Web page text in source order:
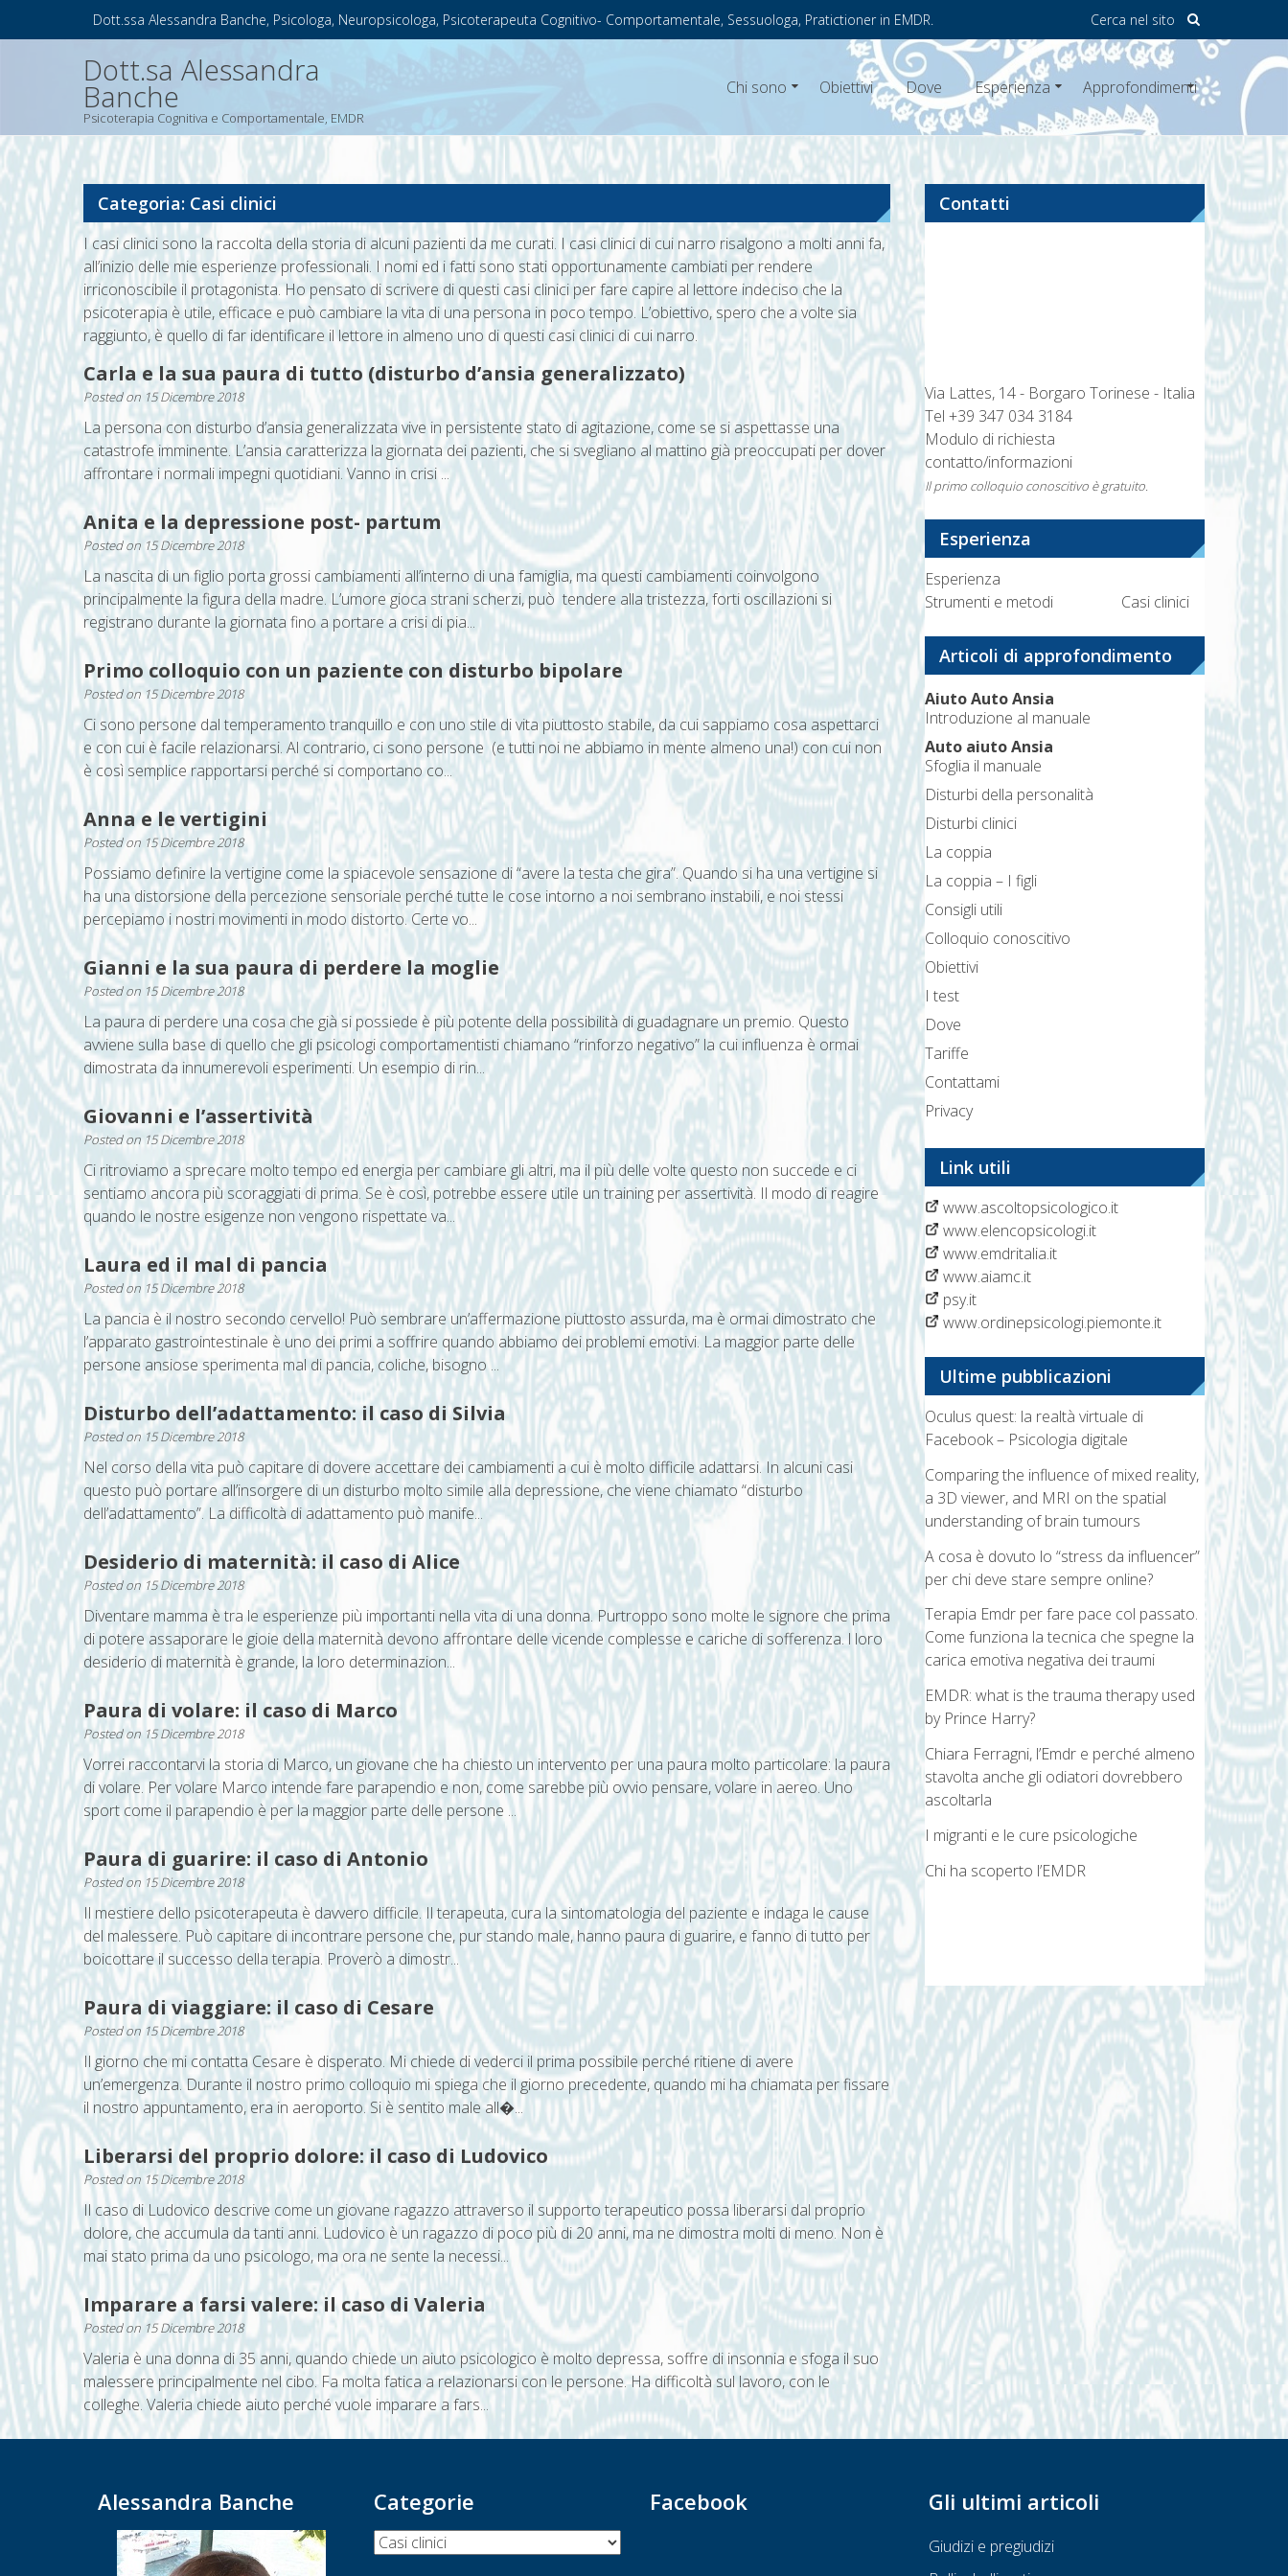
to
Dott.ssa Alessandra Banche, Psicologa, Neuropsicologa, Psicoterapeuta Cognitivo- Comportamentale, Sessuologa, Pratictioner in EMDR. Cerca nel sito
Dott.sa Alessandra
Banche
Psicoterapia Cognitiva e Comportamentale, EMDR
Chi sono Obiettivi Dove Esperienza Approfondimenti
Categoria: Casi clinici
I casi clinici sono la raccolta della storia di alcuni pazienti da me curati. I casi clinici di cui narro risalgono a molti anni fa,
all’inizio delle mie esperienze professionali. I nomi ed i fatti sono stati opportunamente cambiati per rendere
irriconoscibile il protagonista. Ho pensato di scrivere di questi casi clinici per fare capire al lettore indeciso che la
psicoterapia è utile, efficace e può cambiare la vita di una persona in poco tempo. L’obiettivo, spero che a volte sia
raggiunto, è quello di far identificare il lettore in almeno uno di questi casi clinici di cui narro.
Carla e la sua paura di tutto (disturbo d’ansia generalizzato)
Posted on 15 Dicembre 2018
La persona con disturbo d’ansia generalizzata vive in persistente stato di agitazione, come se si aspettasse una
catastrofe imminente. L’ansia caratterizza la giornata dei pazienti, che si svegliano al mattino già preoccupati per dover
affrontare i normali impegni quotidiani. Vanno in crisi ...
Anita e la depressione post- partum
Posted on 15 Dicembre 2018
La nascita di un figlio porta grossi cambiamenti all’interno di una famiglia, ma questi cambiamenti coinvolgono
principalmente la figura della madre. L’umore gioca strani scherzi, può tendere alla tristezza, forti oscillazioni si
registrano durante la giornata fino a portare a crisi di pia...
Primo colloquio con un paziente con disturbo bipolare
Posted on15 Dicembre 2018
Ci sono persone dal temperamento tranquillo e con uno stile di vita piuttosto stabile, da cui sappiamo cosa aspettarci
e con cui è facile relazionarsi. Al contrario, ci sono persone (e tutti noi ne abbiamo in mente almeno una!) con cui non
è così semplice rapportarsi perché si comportano co...
Anna e le vertigini
Posted on 15 Dicembre 2018
Possiamo definire la vertigine come la spiacevole sensazione di “avere la testa che gira”. Quando si ha una vertigine si
ha una distorsione della percezione sensoriale perché tutte le cose intorno a noi sembrano instabili, e noi stessi
percepiamo i nostri movimenti in modo distorto. Certe vo...
Gianni e la sua paura di perdere la moglie
Posted on 15 Dicembre 2018
La paura di perdere una cosa che già si possiede è più potente della possibilità di guadagnare un premio. Questo
avviene sulla base di quello che gli psicologi comportamentisti chiamano “rinforzo negativo” la cui influenza è ormai
dimostrata da innumerevoli esperimenti. Un esempio di rin...
Giovanni e l’assertività
Posted on15 Dicembre 2018
Ci ritroviamo a sprecare molto tempo ed energia per cambiare gli altri, ma il più delle volte questo non succede e ci
sentiamo ancora più scoraggiati di prima. Se è così, potrebbe essere utile un training per assertività. Il modo di reagire
quando le nostre esigenze non vengono rispettate va...
Laura ed il mal di pancia
Posted on 15 Dicembre 2018
La pancia è il nostro secondo cervello! Può sembrare un’affermazione piuttosto assurda, ma è ormai dimostrato che
l’apparato gastrointestinale è uno dei primi a soffrire quando abbiamo dei problemi emotivi. La maggior parte delle
persone ansiose sperimenta mal di pancia, coliche, bisogno ...
Disturbo dell’adattamento: il caso di Silvia
Posted on15 Dicembre 2018
Nel corso della vita può capitare di dovere accettare dei cambiamenti a cui è molto difficile adattarsi. In alcuni casi
questo può portare all’insorgere di un disturbo molto simile alla depressione, che viene chiamato “disturbo
dell’adattamento”. La difficoltà di adattamento può manife...
Desiderio di maternità: il caso di Alice
Posted on 15 Dicembre 2018
Diventare mamma è tra le esperienze più importanti nella vita di una donna. Purtroppo sono molte le signore che prima
di potere assaporare le gioie della maternità devono affrontare delle vicende complesse e cariche di sofferenza. l loro
desiderio di maternità è grande, la loro determinazion...
Paura di volare: il caso di Marco
Posted on 15 Dicembre 2018
Vorrei raccontarvi la storia di Marco, un giovane che ha chiesto un intervento per una paura molto particolare: la paura
di volare. Per volare Marco intende fare parapendio e non, come sarebbe più ovvio pensare, volare in aereo. Uno
sport come il parapendio è per la maggior parte delle persone ...
Paura di guarire: il caso di Antonio
Posted on 15 Dicembre 2018
Il mestiere dello psicoterapeuta è davvero difficile. Il terapeuta, cura la sintomatologia del paziente e indaga le cause
del malessere. Può capitare di incontrare persone che, pur stando male, hanno paura di guarire, e fanno di tutto per
boicottare il successo della terapia. Proverò a dimostr...
Paura di viaggiare: il caso di Cesare
Posted on15 Dicembre 2018
Il giorno che mi contatta Cesare è disperato. Mi chiede di vederci il prima possibile perché ritiene di avere
un’emergenza. Durante il nostro primo colloquio mi spiega che il giorno precedente, quando mi ha chiamata per fissare
il nostro appuntamento, era in aeroporto. Si è sentito male all�...
Liberarsi del proprio dolore: il caso di Ludovico
Posted on 15 Dicembre 2018
Il caso di Ludovico descrive come un giovane ragazzo attraverso il supporto terapeutico possa liberarsi dal proprio
dolore, che accumula da tanti anni. Ludovico è un ragazzo di poco più di 20 anni, ma ne dimostra molti di meno. Non è
mai stato prima da uno psicologo, ma ora ne sente la necessi...
Imparare a farsi valere: il caso di Valeria
Posted on 15 Dicembre 2018
Valeria è una donna di 35 anni, quando chiede un aiuto psicologico è molto depressa, soffre di insonnia e sfoga il suo
malessere principalmente nel cibo. Fa molta fatica a relazionarsi con le persone. Ha difficoltà sul lavoro, con le
colleghe. Valeria chiede aiuto perché vuole imparare a fars...
Contatti
Via Lattes, 14 - Borgaro Torinese - Italia
Tel +39 347 034 3184
Modulo di richiesta
contatto/informazioni
Il primo colloquio conoscitivo è gratuito.
Esperienza
Esperienza
Strumenti e metodi
Casi clinici
Articoli di approfondimento
Aiuto Auto Ansia
Introduzione al manuale
Auto aiuto Ansia
Sfoglia il manuale
Disturbi della personalità
Disturbi clinici
La coppia
La coppia – I figli
Consigli utili
Colloquio conoscitivo
Obiettivi
I test
Dove
Tariffe
Contattami
Privacy
Link utili
www.ascoltopsicologico.it
www.elencopsicologi.it
www.emdritalia.it
www.aiamc.it
psy.it
www.ordinepsicologi.piemonte.it
Ultime pubblicazioni
Oculus quest: la realtà virtuale di
Facebook – Psicologia digitale
Comparing the influence of mixed reality,
a 3D viewer, and MRI on the spatial
understanding of brain tumours
A cosa è dovuto lo “stress da influencer”
per chi deve stare sempre online?
Terapia Emdr per fare pace col passato.
Come funziona la tecnica che spegne la
carica emotiva negativa dei traumi
EMDR: what is the trauma therapy used
by Prince Harry?
Chiara Ferragni, l’Emdr e perché almeno
stavolta anche gli odiatori dovrebbero
ascoltarla
I migranti e le cure psicologiche
Chi ha scoperto l’EMDR
Alessandra Banche Categorie
Categorie
Facebook Gli ultimi articoli
Giudizi e pregiudizi